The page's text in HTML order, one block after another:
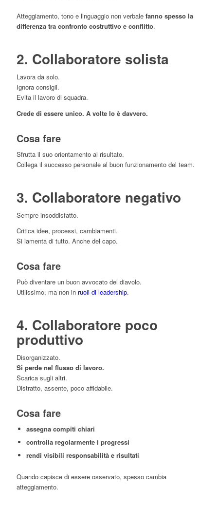
Atteggiamento, tono e linguaggio non verbalefanno spesso la
differenza tra confronto costruttivo e conflitto.
2. Collaboratore solista
Lavora da solo.
Ignora consigli.
Evita il lavoro di squadra.
Crede di essere unico. A volte lo è davvero.
Cosa fare
Sfrutta il suo orientamento al risultato.
Collega il successo personale al buon funzionamento del team.
3. Collaboratore negativo
Sempre insoddisfatto.
Critica idee, processi, cambiamenti.
Si lamenta di tutto. Anche del capo.
Cosa fare
Può diventare un buon avvocato del diavolo.
Utilissimo, ma non in ruoli di leadership.
4. Collaboratore poco
produttivo
Disorganizzato.
Si perde nel flusso di lavoro.
Scarica sugli altri.
Distratto, assente, poco affidabile.
Cosa fare
assegna compiti chiari
controlla regolarmente i progressi
rendi visibili responsabilità e risultati
Quando capisce di essere osservato, spesso cambia
atteggiamento.